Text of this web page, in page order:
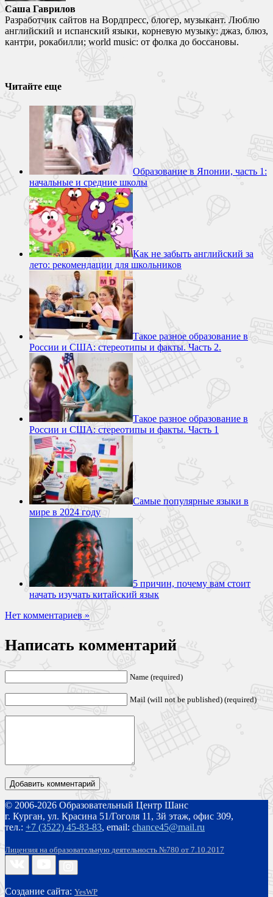
Саша Гаврилов
Разработчик сайтов на Вордпресс, блогер, музыкант. Люблю
английский и испанский языки, корневую музыку: джаз, блюз,
кантри, рокабилли; world music: от фолка до боссановы.
Читайте еще
Образование в Японии, часть 1:
начальные и средние школы
Как не забыть английский за
лето: рекомендации для школьников
Такое разное образование в
России и США: стереотипы и факты. Часть 2.
Такое разное образование в
России и США: стереотипы и факты. Часть 1
Самые популярные языки в
мире в 2024 году
5 причин, почему вам стоит
начать изучать китайский язык
Нет комментариев »
Написать комментарий
Name (required)
Mail (will not be published) (required)
© 2006-2026 Образовательный Центр Шанс
г. Курган, ул. Красина 51/Гоголя 11, 3й этаж, офис 309,
тел.: +7 (3522) 45-83-83, email: chance45@mail.ru
Лицензия на образовательную деятельность №780 от 7.10.2017
Создание сайта: YesWP